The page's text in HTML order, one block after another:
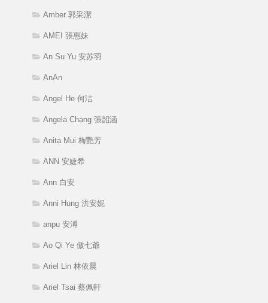
Amber 郭采潔
AMEI 張惠妹
An Su Yu 安苏羽
AnAn
Angel He 何洁
Angela Chang 張韶涵
Anita Mui 梅艷芳
ANN 安婕希
Ann 白安
Anni Hung 洪安妮
anpu 安溥
Ao Qi Ye 傲七爺
Ariel Lin 林依晨
Ariel Tsai 蔡佩軒